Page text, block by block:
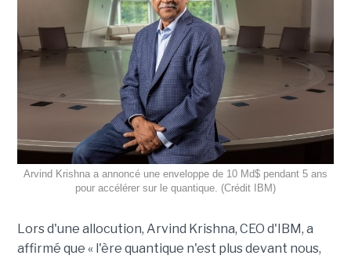
Arvind Krishna a annoncé une enveloppe de 10 Md$ pendant 5 ans
pour accélérer sur le quantique. (Crédit IBM)
Lors d'une allocution, Arvind Krishna, CEO d'IBM, a
affirmé que « l'ère quantique n'est plus devant nous,